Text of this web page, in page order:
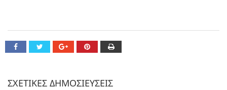
ΣΧΕΤΙΚΕΣ ΔΗΜΟΣΙΕΥΣΕΙΣ